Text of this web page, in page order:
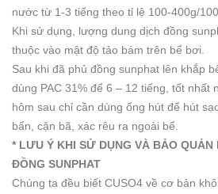
nước từ 1-3 tiếng theo tỉ lệ 100-400g/
Khi sử dụng, lượng dung dịch đồng
thuộc vào mật độ tảo bám trên bể bơi.
Sau khi đã phủ đồng sunphat lên khắp
dùng PAC 31% để 6 – 12 tiếng, tốt nhất
hôm sau chỉ cần dùng ống hút để hút
bẩn, cặn bã, xác rêu ra ngoài bể.
* LƯU Ý KHI SỬ DỤNG VÀ BẢO QUẢN
ĐỒNG SUNPHAT
Chúng ta đều biết CUSO4 về cơ bản